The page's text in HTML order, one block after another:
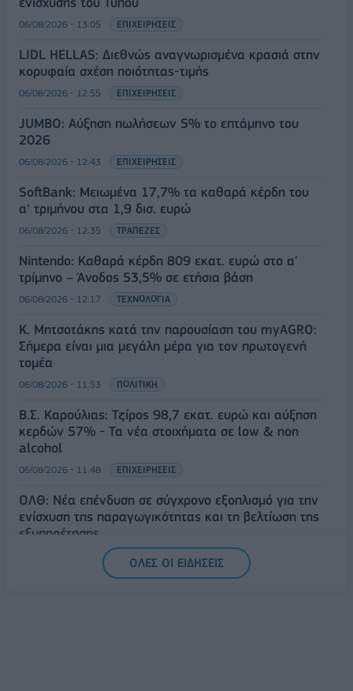
06/08/2026 - 13:05 ΕΠΙΧΕΙΡΗΣΕΙΣ
LIDL HELLAS: Διεθνώς αναγνωρισμένα κρασιά στην
κορυφαία σχέση ποιότητας-τιμής
06/08/2026 - 12:55 ΕΠΙΧΕΙΡΗΣΕΙΣ
JUMBO: Αύξηση πωλήσεων 5% το επτάμηνο του
2026
06/08/2026 - 12:43 ΕΠΙΧΕΙΡΗΣΕΙΣ
SoftBank: Μειωμένα 17,7% τα καθαρά κέρδη του
α' τριμήνου στα 1,9 δισ. ευρώ
06/08/2026 - 12:35 ΤΡΑΠΕΖΕΣ
Nintendo: Καθαρά κέρδη 809 εκατ. ευρώ στο α'
τρίμηνο – Άνοδος 53,5% σε ετήσια βάση
06/08/2026 - 12:17 ΤΕΧΝΟΛΟΓΙΑ
Κ. Μητσοτάκης κατά την παρουσίαση του myAGRO:
Σήμερα είναι μια μεγάλη μέρα για τον πρωτογενή
τομέα
06/08/2026 - 11:53 ΠΟΛΙΤΙΚΗ
Β.Σ. Καρούλιας: Τζίρος 98,7 εκατ. ευρώ και αύξηση
κερδών 57% - Τα νέα στοιχήματα σε low & non
alcohol
06/08/2026 - 11:48 ΕΠΙΧΕΙΡΗΣΕΙΣ
ΟΛΘ: Νέα επένδυση σε σύγχρονο εξοπλισμό για την
ενίσχυση της παραγωγικότητας και τη βελτίωση της
εξυπηρέτησης
ΟΛΕΣ ΟΙ ΕΙΔΗΣΕΙΣ